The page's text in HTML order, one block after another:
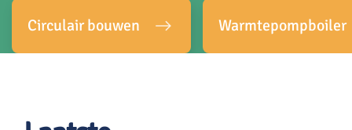
Circulair bouwen Warmtepompboiler